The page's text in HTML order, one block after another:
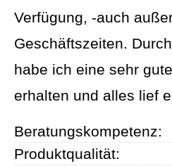
Verfügung, -auch
Geschäftszeiten.
habe ich eine sehr
erhalten und alles lief
Beratungskompetenz:
Produktqualität: